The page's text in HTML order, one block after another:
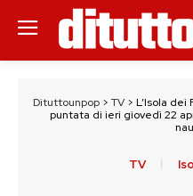
Dituttounpop > TV > L’Isola dei
puntata di ieri giovedì 22
TV